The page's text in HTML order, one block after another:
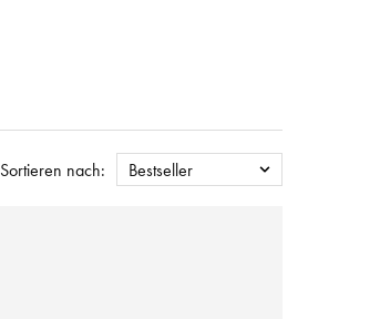
Sortieren nach: Bestseller